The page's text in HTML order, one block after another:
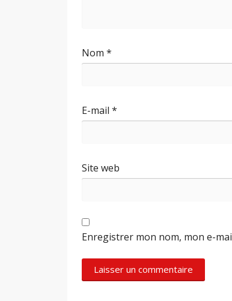
Nom *
E-mail *
Site web
Enregistrer mon nom, mon e-